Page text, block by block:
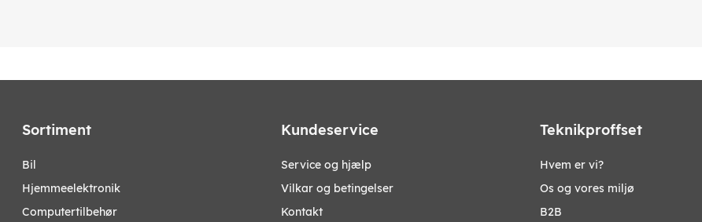
Sortiment
bil
hjemmeelektronik
computertilbehør
Kundeservice
Service og hjælp
Vilkar og betingelser
Kontakt
Teknikproffset
Hvem er vi?
Os og vores miljø
B2B